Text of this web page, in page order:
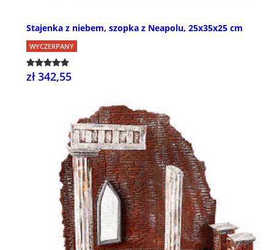
Stajenka z niebem, szopka z Neapolu, 25x35x25 cm
WYCZERPANY
zł 342,55